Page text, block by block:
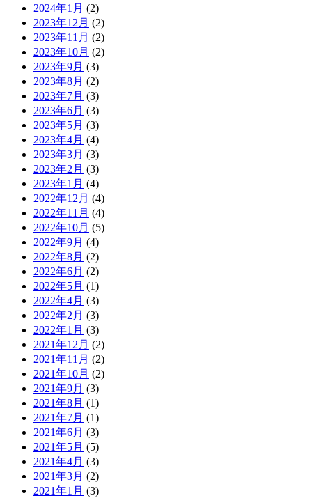
2024年1月 (2)
2023年12月 (2)
2023年11月 (2)
2023年10月 (2)
2023年9月 (3)
2023年8月 (2)
2023年7月 (3)
2023年6月 (3)
2023年5月 (3)
2023年4月 (4)
2023年3月 (3)
2023年2月 (3)
2023年1月 (4)
2022年12月 (4)
2022年11月 (4)
2022年10月 (5)
2022年9月 (4)
2022年8月 (2)
2022年6月 (2)
2022年5月 (1)
2022年4月 (3)
2022年2月 (3)
2022年1月 (3)
2021年12月 (2)
2021年11月 (2)
2021年10月 (2)
2021年9月 (3)
2021年8月 (1)
2021年7月 (1)
2021年6月 (3)
2021年5月 (5)
2021年4月 (3)
2021年3月 (2)
2021年1月 (3)